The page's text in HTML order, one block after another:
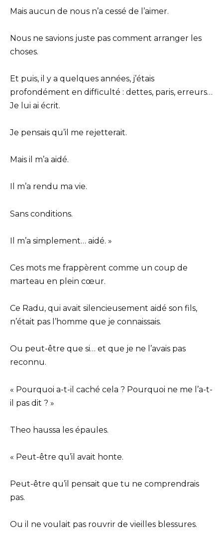
Mais aucun de nous n’a cessé de l’aimer.
Nous ne savions juste pas comment arranger les
choses.
Et puis, il y a quelques années, j’étais
profondément en difficulté : dettes, paris, erreurs…
Je lui ai écrit.
Je pensais qu’il me rejetterait.
Mais il m’a aidé.
Il m’a rendu ma vie.
Sans conditions.
Il m’a simplement… aidé. »
Ces mots me frappèrent comme un coup de
marteau en plein cœur.
Ce Radu, qui avait silencieusement aidé son fils,
n’était pas l’homme que je connaissais.
Ou peut-être que si… et que je ne l’avais pas
reconnu.
« Pourquoi a-t-il caché cela ? Pourquoi ne me l’a-t-
il pas dit ? »
Theo haussa les épaules.
« Peut-être qu’il avait honte.
Peut-être qu’il pensait que tu ne comprendrais
pas.
Ou il ne voulait pas rouvrir de vieilles blessures.